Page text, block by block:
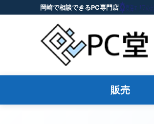
岡崎で相談できるPC専門店
販売